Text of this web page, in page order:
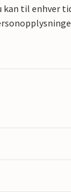
kan til enhver